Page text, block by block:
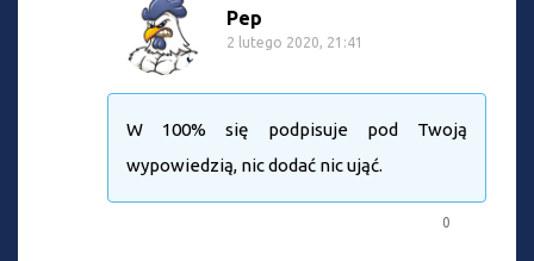
Pep
2 lutego 2020, 21:41
W 100% się podpisuje pod Twoją
wypowiedzią, nic dodać nic ująć.
0